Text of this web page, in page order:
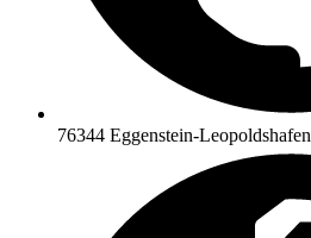
76344 Eggenstein-Leopoldshafen